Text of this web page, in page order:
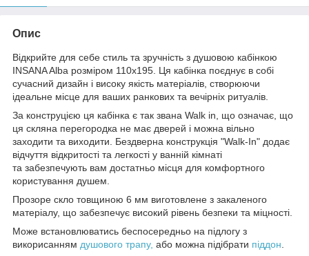
Опис
Відкрийте для себе стиль та зручність з душовою кабінкою
INSANA Alba розміром 110x195. Ця кабінка поєднує в собі
сучасний дизайн і високу якість матеріалів, створюючи
ідеальне місце для ваших ранкових та вечірніх ритуалів.
За конструцією ця кабінка є так звана Walk in, що означає, що
ця скляна перегородка не має дверей і можна вільно
заходити та виходити. Бездверна конструкція "Walk-In" додає
відчуття відкритості та легкості у ванній кімнаті
та забезпечують вам достатньо місця для комфортного
користування душем.
Прозоре скло товщиною 6 мм виготовлене з закаленого
матеріалу, що забезпечує високий рівень безпеки та міцності.
Може встановлюватись беспосередньо на підлогу з
викорисанням душового трапу, або можна підібрати піддон